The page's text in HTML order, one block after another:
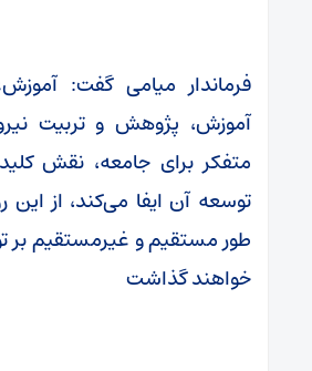
فرماندار میامی گفت:
آموزش، پژوهش و تربیت
متفکر برای جامعه، نقش
توسعه آن ایفا می‌کند، از این
طور مستقیم و غیرمستقیم بر
خواهند گذاشت